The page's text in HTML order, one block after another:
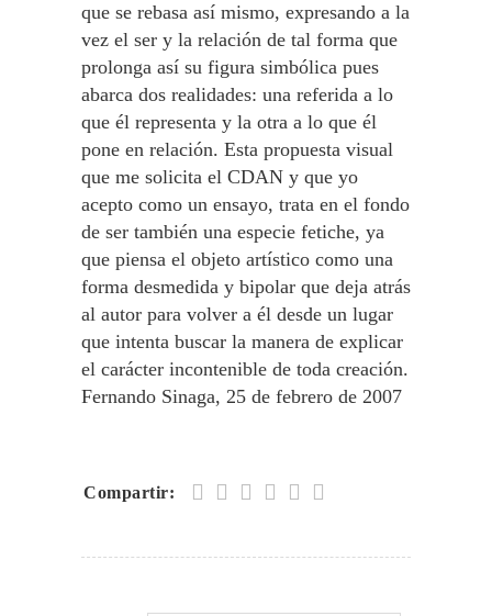
que se rebasa así mismo, expresando a la
vez el ser y la relación de tal forma que
prolonga así su figura simbólica pues
abarca dos realidades: una referida a lo
que él representa y la otra a lo que él
pone en relación. Esta propuesta visual
que me solicita el CDAN y que yo
acepto como un ensayo, trata en el fondo
de ser también una especie fetiche, ya
que piensa el objeto artístico como una
forma desmedida y bipolar que deja atrás
al autor para volver a él desde un lugar
que intenta buscar la manera de explicar
el carácter incontenible de toda creación.
Fernando Sinaga, 25 de febrero de 2007
Compartir: